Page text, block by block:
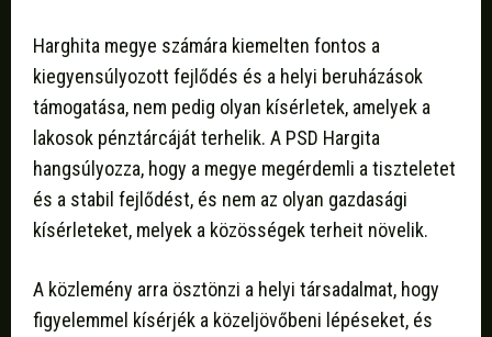
Harghita megye számára kiemelten fontos a
kiegyensúlyozott fejlődés és a helyi beruházások
támogatása, nem pedig olyan kísérletek, amelyek a
lakosok pénztárcáját terhelik. A PSD Hargita
hangsúlyozza, hogy a megye megérdemli a tiszteletet
és a stabil fejlődést, és nem az olyan gazdasági
kísérleteket, melyek a közösségek terheit növelik.
A közlemény arra ösztönzi a helyi társadalmat, hogy
figyelemmel kísérjék a közeljövőbeni lépéseket, és